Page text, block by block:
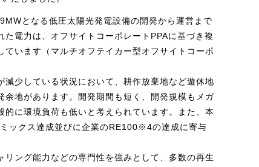
となる低圧太陽光発電設備の開発から運営まで
電力は、オフサイトコーポレートPPAに基づき複
います（マルチオフテイカー型オフサイトコーポ
少している状況において、耕作放棄地など遊休地
余地があります。開発期間も短く、開発規模もメガ
的に環境負荷も低いと考えられています。また、本
ックス達成並びに企業のRE100※4の達成に寄与
ング能力などの専門性を強みとして、多数の再生